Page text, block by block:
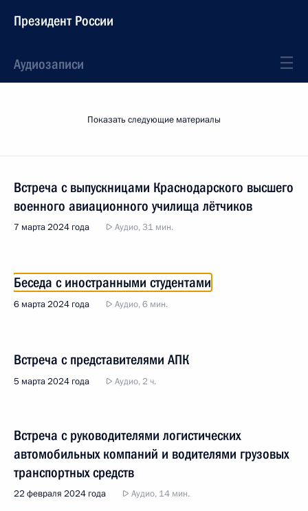
Президент России
Аудиозаписи
Показать следующие материалы
Встреча с выпускницами Краснодарского высшего
военного авиационного училища лётчиков
7 марта 2024 года Аудио, 31 мин.
Беседа с иностранными студентами
6 марта 2024 года Аудио, 6 мин.
Встреча с представителями АПК
5 марта 2024 года Аудио, 2 ч.
Встреча с руководителями логистических
автомобильных компаний и водителями грузовых
транспортных средств
22 февраля 2024 года Аудио, 14 мин.